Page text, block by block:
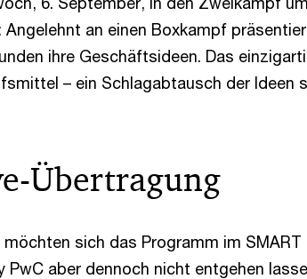
an einen Boxkampf
ihre Geschäftsideen. Das
– ein Schlagabtausch der Ideen
Übertragung
sich das Programm im SMART
PwC aber dennoch nicht entgehen